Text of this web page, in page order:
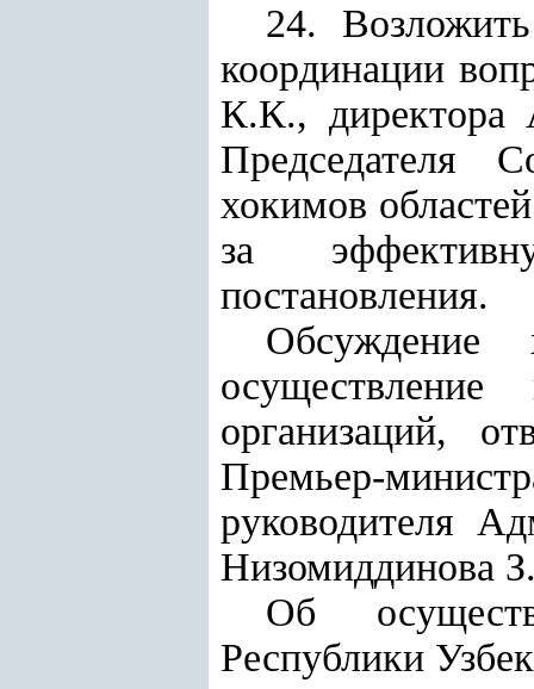
24.
координации
К.К., директора
Председателя
хокимов
за
постановления.
Обсуждение
организаций,
Премьер-
руководителя
Низомиддинова
Об
Республики